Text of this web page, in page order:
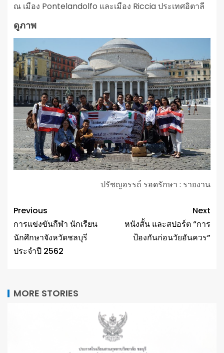
ณ เมือง Pontelandolfo และเมือง Riccia ประเทศอิตาลี
ดูภาพ
ปรัชญอรรถ์ รอดรักษา : รายงาน
Previous
การแข่งขันกีฬา นักเรียน
นักศึกษาจังหวัดชลบุรี
ประจำปี 2562
Next
หนังสั้น และสปอร์ต “การ
ป้องกันก่อนวัยอันควร”
MORE STORIES